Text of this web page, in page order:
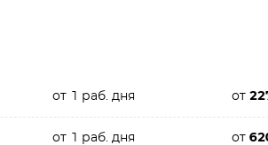
от 1 раб. дня от
от 1 раб. дня от